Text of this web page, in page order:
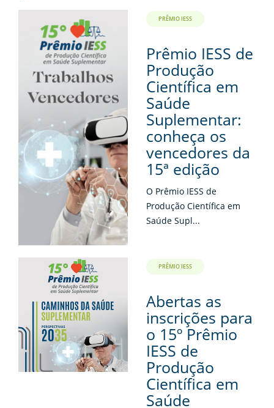
PRÊMIO IESS
Prêmio IESS de
Produção
Científica em
Saúde
Suplementar:
conheça os
vencedores da
15ª edição
O Prêmio IESS de
Produção Científica em
Saúde Supl...
PRÊMIO IESS
Abertas as
inscrições para
o 15º Prêmio
IESS de
Produção
Científica em
Saúde